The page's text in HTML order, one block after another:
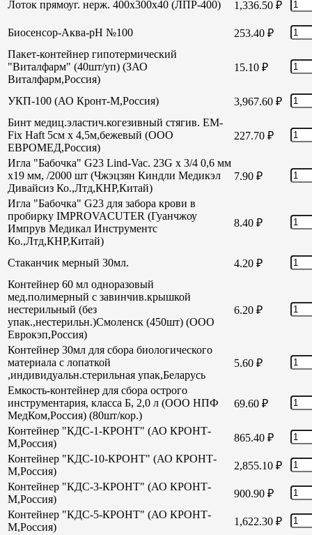
Лоток прямоуг. нерж. 400х300х40 (ЛПР-400) 1,336.50 ₽
Биосенсор-Аква-рН №100 253.40 ₽
Пакет-контейнер гипотермический
"Виталфарм" (40шт/уп) (ЗАО
Виталфарм,Россия)
15.10 ₽
УКП-100 (АО Кронт-М,Россия) 3,967.60 ₽
Бинт медиц.эластич.когезивный стягив. EM-
Fix Haft 5см х 4,5м,бежевый (ООО
ЕВРОМЕД,Россия)
227.70 ₽
Игла "Бабочка" G23 Lind-Vac. 23G х 3/4 0,6 мм
х19 мм, /2000 шт (Чжэцзян Киндли Медикэл
Дивайсиз Ко.,Лтд,КНР,Китай)
7.90 ₽
Игла "Бабочка" G23 для забора крови в
пробирку IMPROVACUTER (Гуанчжоу
Импрув Медикал Инструментс
Ко.,Лтд,КНР,Китай)
8.40 ₽
Стаканчик мерный 30мл. 4.20 ₽
Контейнер 60 мл одноразовый
мед.полимерный с завинчив.крышкой
нестерильный (без
упак.,нестерильн.)Смоленск (450шт) (ООО
Еврокэп,Россия)
6.20 ₽
Контейнер 30мл для сбора биологического
материала с лопаткой
,индивидуальн.стерильная упак,Беларусь
5.60 ₽
Емкость-контейнер для сбора острого
инструментария, класса Б, 2,0 л (ООО НПФ
МедКом,Россия) (80шт/кор.)
69.60 ₽
Контейнер "КДС-1-КРОНТ" (АО КРОНТ-
М,Россия)
865.40 ₽
Контейнер "КДС-10-КРОНТ" (АО КРОНТ-
М,Россия)
2,855.10 ₽
Контейнер "КДС-3-КРОНТ" (АО КРОНТ-
М,Россия)
900.90 ₽
Контейнер "КДС-5-КРОНТ" (АО КРОНТ-
М,Россия)
1,622.30 ₽